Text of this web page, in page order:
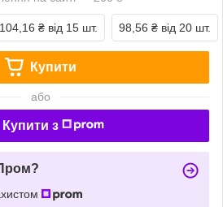
104,16 ₴ від 15 шт. 98,56 ₴ від 20 шт.
Купити
або
Купити з